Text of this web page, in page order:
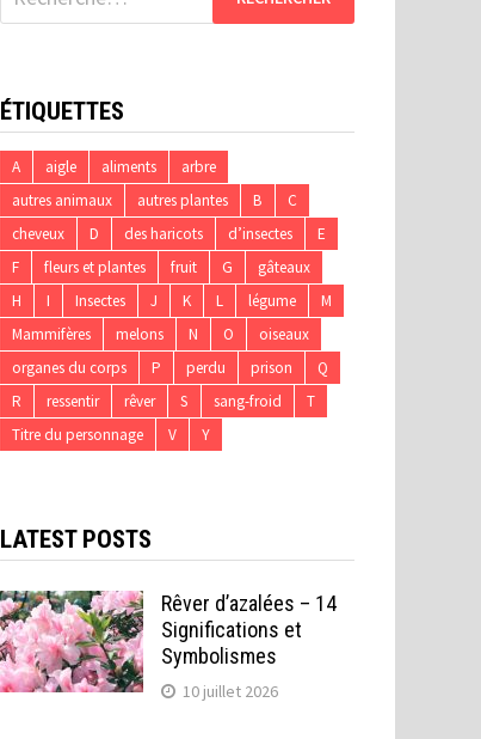
ÉTIQUETTES
A aigle aliments
arbre
autres animaux
autres plantes B
C
cheveux
D des haricots d’insectes
E
F
fleurs et plantes fruit G
gâteaux
H
I Insectes J K L légume
M
Mammifères
melons N O
oiseaux
organes du corps
P perdu prison
Q
R
ressentir rêver S sang-froid
T
Titre du personnage
V Y
LATEST POSTS
Rêver d’azalées – 14
Significations et
Symbolismes
10 juillet 2026